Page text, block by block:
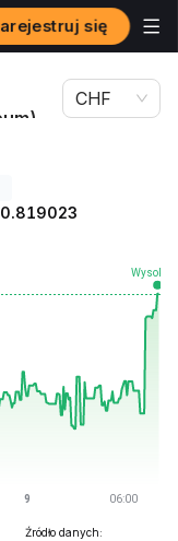
się
(Ethereum)
CHF
0.819023
Źródło danych: